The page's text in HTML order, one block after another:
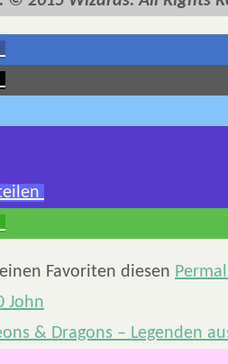
Favoriten diesen
John
& Dragons – Legenden